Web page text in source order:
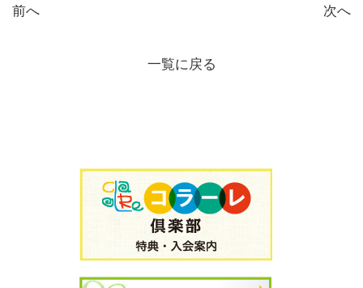
前へ 次へ
一覧に戻る